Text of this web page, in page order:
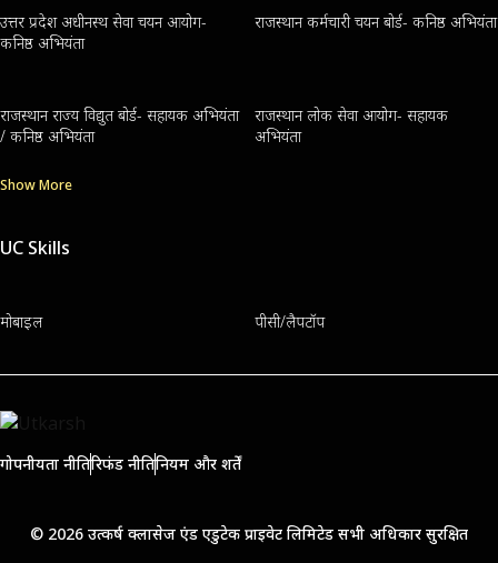
उत्तर प्रदेश अधीनस्थ सेवा चयन आयोग-
कनिष्ठ अभियंता
राजस्थान कर्मचारी चयन बोर्ड- कनिष्ठ अभियंता
राजस्थान राज्य विद्युत बोर्ड- सहायक अभियंता
/ कनिष्ठ अभियंता
राजस्थान लोक सेवा आयोग- सहायक
अभियंता
Show More
UC Skills
मोबाइल पीसी/लैपटॉप
गोपनीयता नीतिरिफंड नीतिनियम और शर्तें
© 2026 उत्कर्ष क्लासेज एंड एडुटेक प्राइवेट लिमिटेड सभी अधिकार सुरक्षित